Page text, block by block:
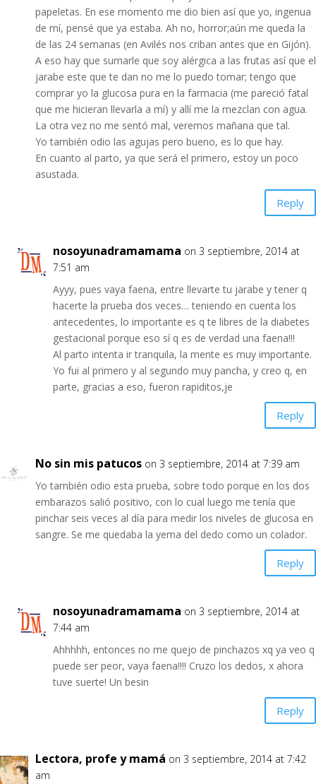
papeletas. En ese momento me dio bien así que yo, ingenua
de mí, pensé que ya estaba. Ah no, horror;aún me queda la
de las 24 semanas (en Avilés nos criban antes que en Gijón).
A eso hay que sumarle que soy alérgica a las frutas así que el
jarabe este que te dan no me lo puedo tomar; tengo que
comprar yo la glucosa pura en la farmacia (me pareció fatal
que me hicieran llevarla a mí) y allí me la mezclan con agua.
La otra vez no me sentó mal, veremos mañana que tal.
Yo también odio las agujas pero bueno, es lo que hay.
En cuanto al parto, ya que será el primero, estoy un poco
asustada.
Reply
nosoyunadramamama on 3 septiembre, 2014 at
7:51 am
Ayyy, pues vaya faena, entre llevarte tu jarabe y tener q
hacerte la prueba dos veces… teniendo en cuenta los
antecedentes, lo importante es q te libres de la diabetes
gestacional porque eso sí q es de verdad una faena!!!
Al parto intenta ir tranquila, la mente es muy importante.
Yo fui al primero y al segundo muy pancha, y creo q, en
parte, gracias a eso, fueron rapiditos,je
Reply
No sin mis patucos on 3 septiembre, 2014 at 7:39 am
Yo también odio esta prueba, sobre todo porque en los dos
embarazos salió positivo, con lo cual luego me tenía que
pinchar seis veces al día para medir los niveles de glucosa en
sangre. Se me quedaba la yema del dedo como un colador.
Reply
nosoyunadramamama on 3 septiembre, 2014 at
7:44 am
Ahhhhh, entonces no me quejo de pinchazos xq ya veo q
puede ser peor, vaya faena!!!! Cruzo los dedos, x ahora
tuve suerte! Un besin
Reply
Lectora, profe y mamá on 3 septiembre, 2014 at 7:42
am